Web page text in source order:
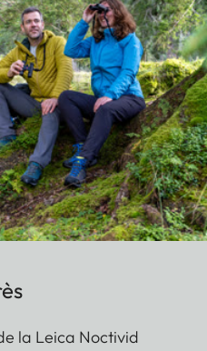
la Leica Noctivid